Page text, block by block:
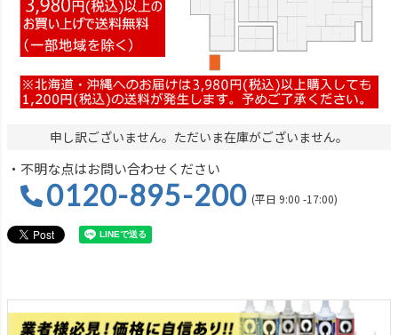
申し訳ございません。ただいま在庫がございません。
・不明な点はお問い合わせください
0120-895-200 (平日 9:00 -17:00)